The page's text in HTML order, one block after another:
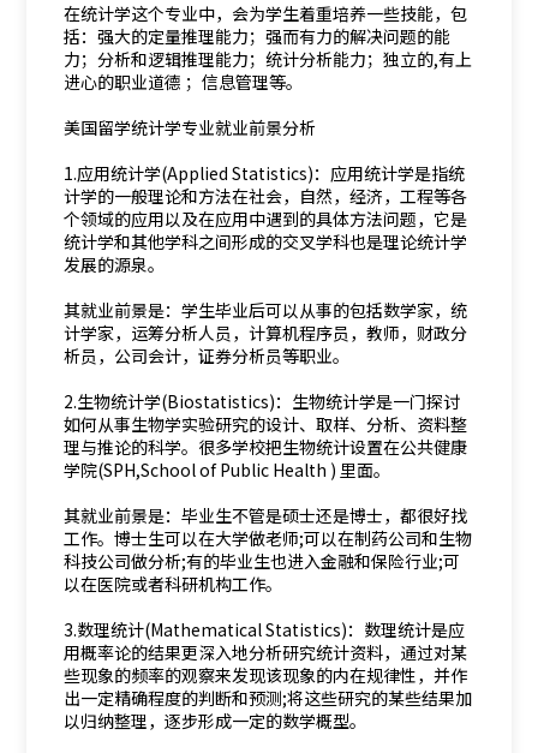
在统计学这个专业中，会为学生着重培养一些技能，包
括：强大的定量推理能力；强而有力的解决问题的能
力；分析和逻辑推理能力；统计分析能力；独立的,有上
进心的职业道德 ；信息管理等。
美国留学统计学专业就业前景分析
1.应用统计学(Applied Statistics)：应用统计学是指统
计学的一般理论和方法在社会，自然，经济，工程等各
个领域的应用以及在应用中遇到的具体方法问题，它是
统计学和其他学科之间形成的交叉学科也是理论统计学
发展的源泉。
其就业前景是：学生毕业后可以从事的包括数学家，统
计学家，运筹分析人员，计算机程序员，教师，财政分
析员，公司会计，证券分析员等职业。
2.生物统计学(Biostatistics)：生物统计学是一门探讨
如何从事生物学实验研究的设计、取样、分析、资料整
理与推论的科学。很多学校把生物统计设置在公共健康
学院(SPH,School of Public Health ) 里面。
其就业前景是：毕业生不管是硕士还是博士，都很好找
工作。博士生可以在大学做老师;可以在制药公司和生物
科技公司做分析;有的毕业生也进入金融和保险行业;可
以在医院或者科研机构工作。
3.数理统计(Mathematical Statistics)：数理统计是应
用概率论的结果更深入地分析研究统计资料，通过对某
些现象的频率的观察来发现该现象的内在规律性，并作
出一定精确程度的判断和预测;将这些研究的某些结果加
以归纳整理，逐步形成一定的数学概型。